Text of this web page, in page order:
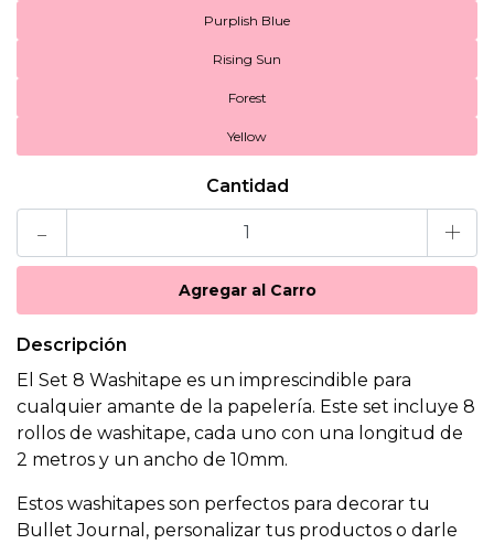
Purplish Blue
Rising Sun
Forest
Yellow
Cantidad
- +
Descripción
El Set 8 Washitape es un imprescindible para
cualquier amante de la papelería. Este set incluye 8
rollos de washitape, cada uno con una longitud de
2 metros y un ancho de 10mm.
Estos washitapes son perfectos para decorar tu
Bullet Journal, personalizar tus productos o darle